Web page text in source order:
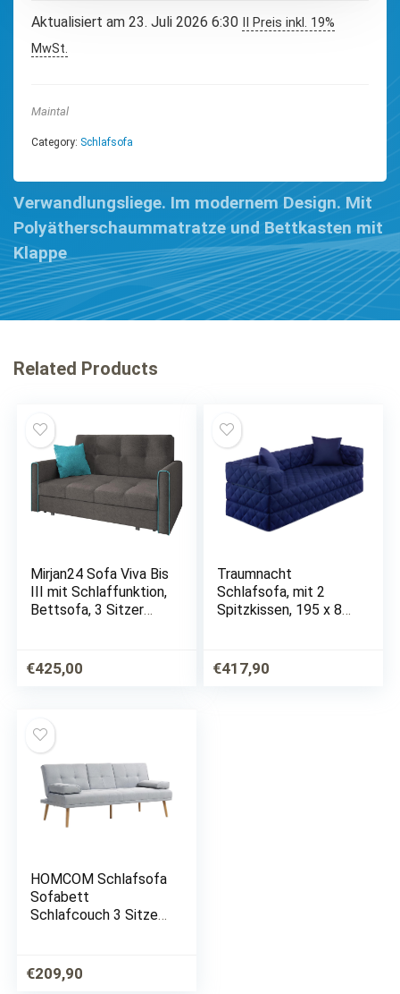
Aktualisiert am 23. Juli 2026 6:30
II Preis inkl. 19%
MwSt.
Maintal
Category: Schlafsofa
Verwandlungsliege. Im modernem Design. Mit
Polyätherschaummatratze und Bettkasten mit
Klappe
Related Products
Mirjan24 Sofa Viva Bis
III mit Schlaffunktion,
Bettsofa, 3 Sitzer
Kissen, Sofagarnitur,
Schlafsofa
€425,00
Traumnacht
Schlafsofa, mit 2
Spitzkissen, 195 x 80
€417,90
HOMCOM Schlafsofa
Sofabett
Schlafcouch 3 Sitzer
€209,90